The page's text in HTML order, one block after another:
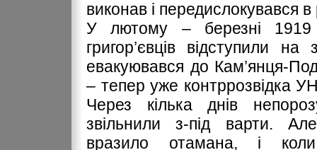
виконав і передислокувався
У лютому – березні 1919
григор’євців відступили
евакуювався до Кам’янця-
– тепер уже контррозвідка
Через кілька днів
звільнили з-під варти.
вразило отамана, і